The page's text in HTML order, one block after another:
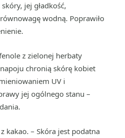
jej gładkość,
wodną. Poprawiło
z zielonej herbaty
chronią skórę kobiet
UV i
jej ogólnego stanu –
kakao. – Skóra jest podatna